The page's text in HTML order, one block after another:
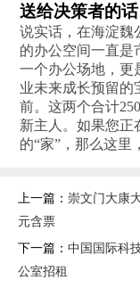
送给决策者的话
说实话，在海淀魏
的办公空间一直是
一个办公场地，更
业未来成长预留的
前。这两个合计
新主人。如果您正
的“家”，那么这里
上一篇： 崇文门大康
元含票
下一篇： 中国国际科
公室招租